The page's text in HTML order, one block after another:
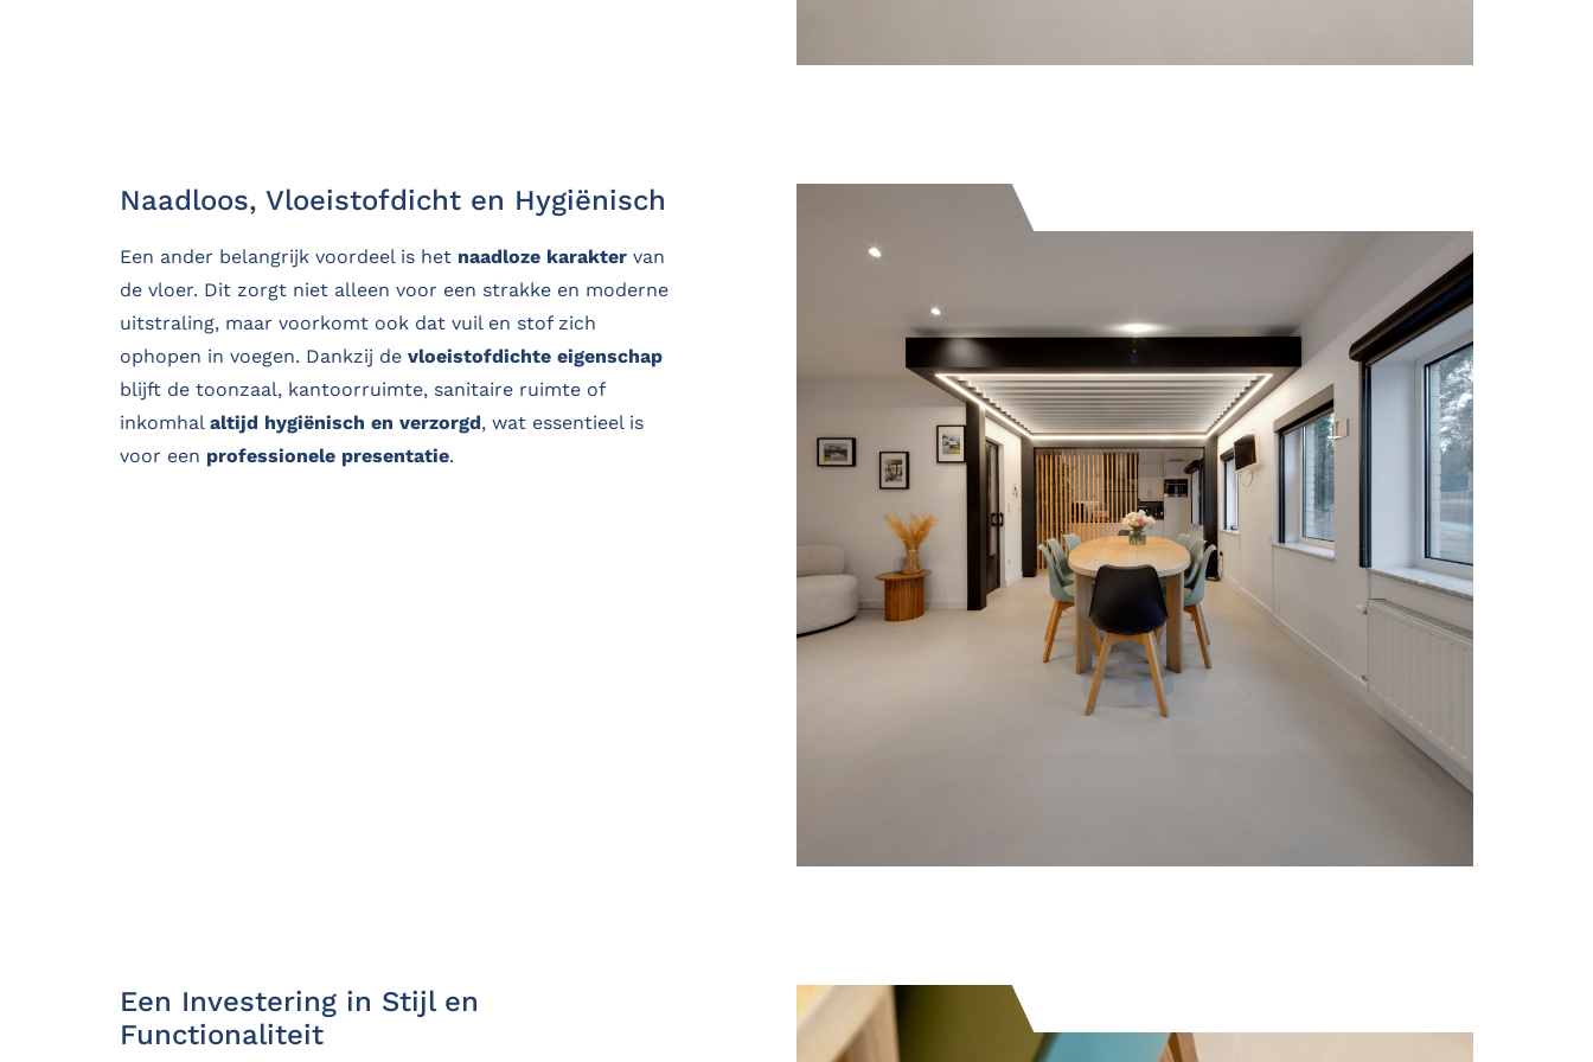
Naadloos, Vloeistofdicht en Hygiënisch
Een ander belangrijk voordeel is het naadloze karaktervan
de vloer. Dit zorgt niet alleen voor een strakke en moderne
uitstraling, maar voorkomt ook dat vuil en stof zich
ophopen in voegen. Dankzij de vloeistofdichte eigenschap
blijft de toonzaal, kantoorruimte, sanitaire ruimte of
inkomhal altijd hygiënisch en verzorgd, wat essentieel is
voor een professionele presentatie.
Een Investering in Stijl en
Functionaliteit